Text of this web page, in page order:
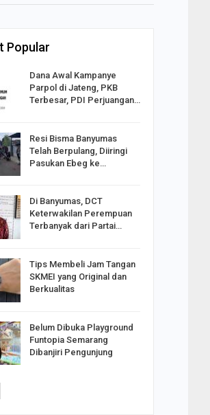
Popular
Dana Awal Kampanye
Parpol di Jateng, PKB
Terbesar, PDI Perjuangan…
Resi Bisma Banyumas
Telah Berpulang, Diiringi
Pasukan Ebeg ke…
Di Banyumas, DCT
Keterwakilan Perempuan
Terbanyak dari Partai…
Tips Membeli Jam Tangan
SKMEI yang Original dan
Berkualitas
Belum Dibuka Playground
Funtopia Semarang
Dibanjiri Pengunjung